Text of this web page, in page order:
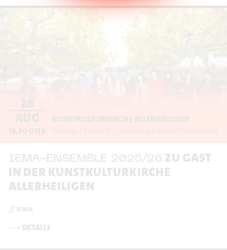
28
AUG
19.30 UHR
KUNSTKULTURKIRCHE ALLERHEILIGEN
Thüringer Straße 35 Frankfurt am Main (Deutschland)
IEMA-ENSEMBLE 2025/26 ZU GAST
IN DER KUNSTKULTURKIRCHE
ALLERHEILIGEN
// iema
⟶ DETAILS